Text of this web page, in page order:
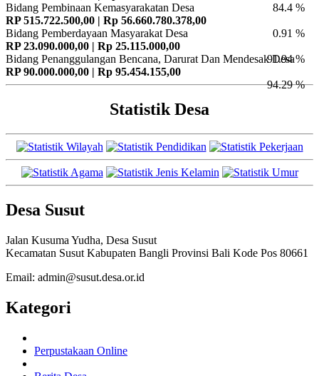
84.4 %
Bidang Pembinaan Kemasyarakatan Desa
RP 515.722.500,00 | Rp 56.660.780.378,00
0.91 %
Bidang Pemberdayaan Masyarakat Desa
RP 23.090.000,00 | Rp 25.115.000,00
91.94 %
Bidang Penanggulangan Bencana, Darurat Dan Mendesak Desa
RP 90.000.000,00 | Rp 95.454.155,00
94.29 %
Statistik Desa
Desa Susut
Jalan Kusuma Yudha, Desa Susut
Kecamatan Susut Kabupaten Bangli Provinsi Bali Kode Pos 80661
Email: admin@susut.desa.or.id
Kategori
Perpustakaan Online